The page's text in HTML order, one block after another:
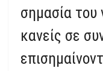
σημασία του
κανείς σε